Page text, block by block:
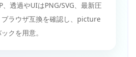
、透過やUIはPNG/SVG、最新圧
ブラウザ互換を確認し、picture
クを用意。